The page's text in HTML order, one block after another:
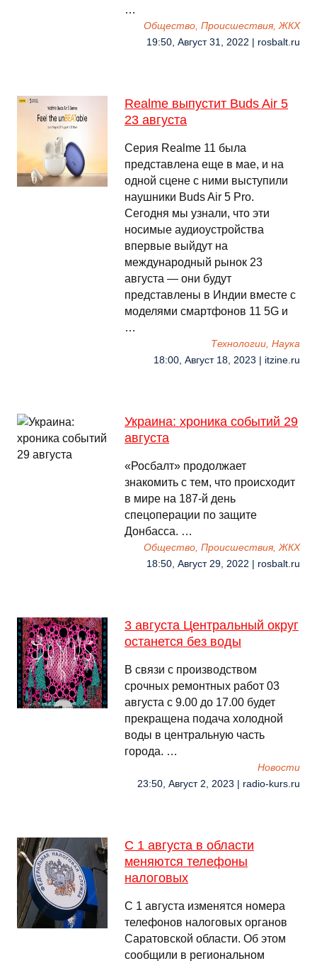
…
Общество, Происшествия, ЖКХ
19:50, Август 31, 2022 | rosbalt.ru
Realme выпустит Buds Air 5
23 августа
Серия Realme 11 была
представлена еще в мае, и на
одной сцене с ними выступили
наушники Buds Air 5 Pro.
Сегодня мы узнали, что эти
носимые аудиоустройства
впервые выйдут на
международный рынок 23
августа — они будут
представлены в Индии вместе с
моделями смартфонов 11 5G и
…
Технологии, Наука
18:00, Август 18, 2023 | itzine.ru
Украина: хроника событий 29
августа
«Росбалт» продолжает
знакомить с тем, что происходит
в мире на 187-й день
спецоперации по защите
Донбасса. …
Общество, Происшествия, ЖКХ
18:50, Август 29, 2022 | rosbalt.ru
3 августа Центральный округ
останется без воды
В связи с производством
срочных ремонтных работ 03
августа с 9.00 до 17.00 будет
прекращена подача холодной
воды в центральную часть
города. …
Новости
23:50, Август 2, 2023 | radio-kurs.ru
С 1 августа в области
меняются телефоны
налоговых
С 1 августа изменятся номера
телефонов налоговых органов
Саратовской области. Об этом
сообщили в региональном